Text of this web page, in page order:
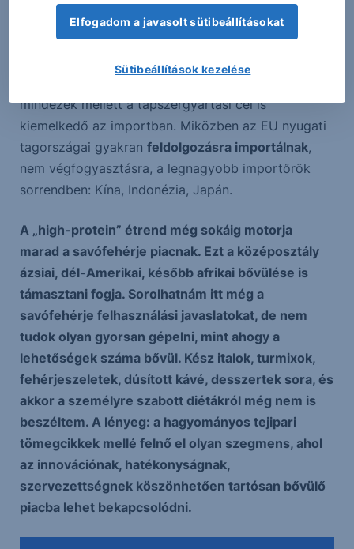
éljük. Különösen kontinensünkön. A piac földrajzi
megoszlása összefügg az egy főre jutó
fehérjefogyasztással, illetve a fejlett sport és
mindezek mellett a tápszergyártási cél is
kiemelkedő az importban. Miközben az EU nyugati
tagországai gyakran feldolgozásra importálnak,
nem végfogyasztásra, a legnagyobb importőrök
sorrendben: Kína, Indonézia, Japán.
A „high-protein” étrend még sokáig motorja
marad a savófehérje piacnak. Ezt a középosztály
ázsiai, dél-Amerikai, később afrikai bővülése is
támasztani fogja. Sorolhatnám itt még a
savófehérje felhasználási javaslatokat, de nem
tudok olyan gyorsan gépelni, mint ahogy a
lehetőségek száma bővül. Kész italok, turmixok,
fehérjeszeletek, dúsított kávé, desszertek sora, és
akkor a személyre szabott diétákról még nem is
beszéltem. A lényeg: a hagyományos tejipari
tömegcikkek mellé felnő el olyan szegmens, ahol
az innovációnak, hatékonyságnak,
szervezettségnek köszönhetően tartósan bővülő
piacba lehet bekapcsolódni.
Elfogadom a javasolt sütibeállításokat
Sütibeállítások kezelése